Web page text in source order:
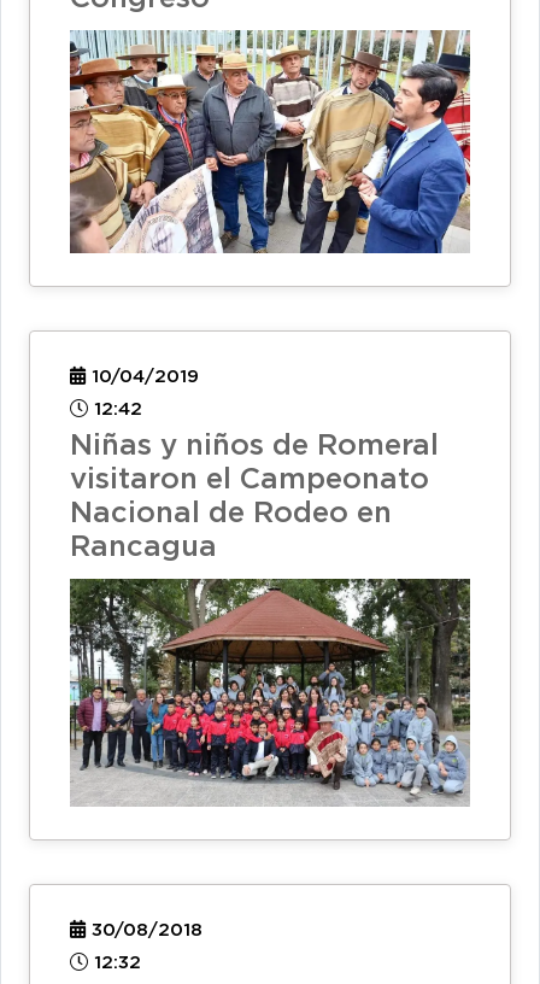
10/04/2019
12:42
Niñas y niños de Romeral
visitaron el Campeonato
Nacional de Rodeo en
Rancagua
30/08/2018
12:32